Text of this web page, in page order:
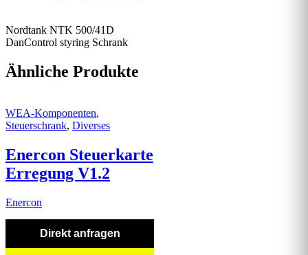
Nordtank NTK 500/41D
DanControl styring Schrank
Ähnliche Produkte
WEA-Komponenten,
Steuerschrank, Diverses
Enercon Steuerkarte
Erregung V1.2
Enercon
Direkt anfragen